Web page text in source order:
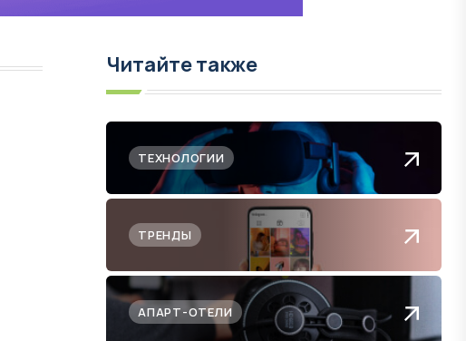
Читайте также
ТЕХНОЛОГИИ
ТРЕНДЫ
АПАРТ-ОТЕЛИ